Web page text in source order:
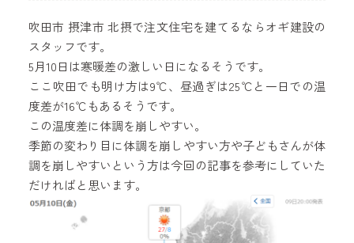
吹田市 摂津市 北摂で注文住宅を建てるならオギ建設の
スタッフです。
5月10日は寒暖差の激しい日になるそうです。
ここ吹田でも明け方は9℃、昼過ぎは25℃と一日での温
度差が16℃もあるそうです。
この温度差に体調を崩しやすい。
季節の変わり目に体調を崩しやすい方や子どもさんが体
調を崩しやすいという方は今回の記事を参考にしていた
だければと思います。